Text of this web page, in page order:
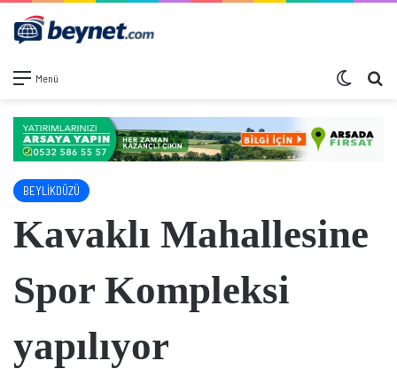
Menü Dış
BEYLİKDÜZÜ
Kavaklı Mahallesine
Spor Kompleksi
yapılıyor